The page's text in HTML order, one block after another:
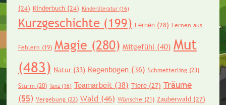
(24) Kinderbuch(24) Kinderliteratur(16)
Kurzgeschichte(199) Lernen(28) Lernen aus
Fehlern (19) Magie (280) Mitgefühl(40) Mut
(483) Natur(33) Regenbogen(36) Schmetterling(23)
Sturm(20) Tanz(16) Teamarbeit(38) Tiere(27) Träume
(55) Vergebung(22) Wald (46) Wünsche (21) Zauberwald(27)